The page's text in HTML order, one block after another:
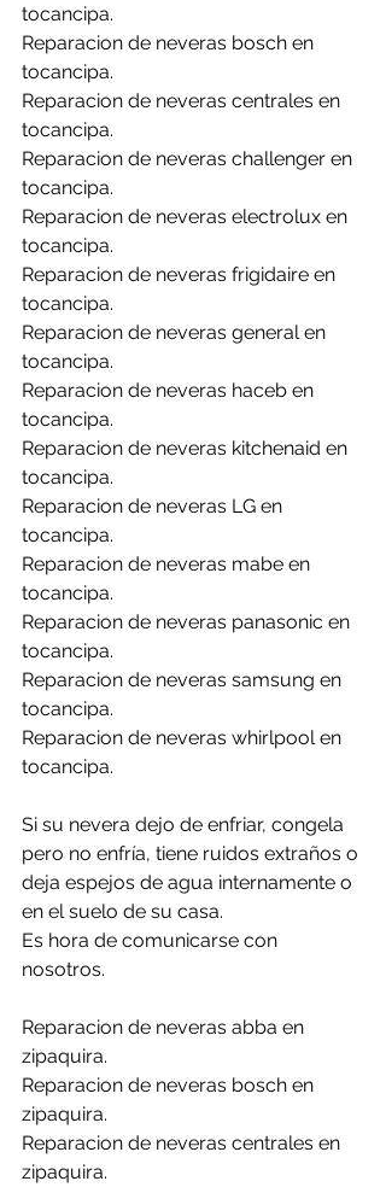
tocancipa.
Reparacion de neveras bosch en
tocancipa.
Reparacion de neveras centrales en
tocancipa.
Reparacion de neveras challenger en
tocancipa.
Reparacion de neveras electrolux en
tocancipa.
Reparacion de neveras frigidaire en
tocancipa.
Reparacion de neveras general en
tocancipa.
Reparacion de neveras haceb en
tocancipa.
Reparacion de neveras kitchenaid en
tocancipa.
Reparacion de neveras LG en
tocancipa.
Reparacion de neveras mabe en
tocancipa.
Reparacion de neveras panasonic en
tocancipa.
Reparacion de neveras samsung en
tocancipa.
Reparacion de neveras whirlpool en
tocancipa.
Si su nevera dejo de enfriar, congela
pero no enfría, tiene ruidos extraños o
deja espejos de agua internamente o
en el suelo de su casa.
Es hora de comunicarse con
nosotros.
Reparacion de neveras abba en
zipaquira.
Reparacion de neveras bosch en
zipaquira.
Reparacion de neveras centrales en
zipaquira.